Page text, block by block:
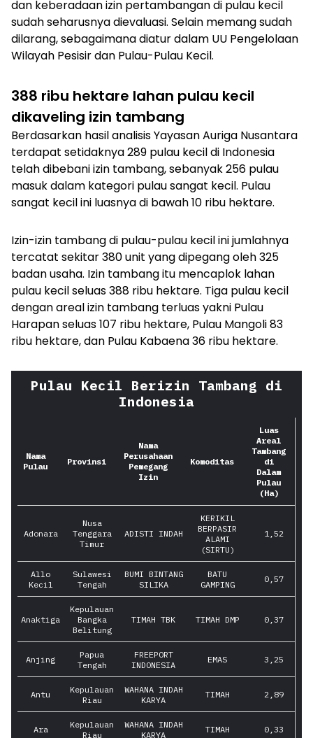
dan keberadaan izin pertambangan di pulau kecil
sudah seharusnya dievaluasi. Selain memang sudah
dilarang, sebagaimana diatur dalam UU Pengelolaan
Wilayah Pesisir dan Pulau-Pulau Kecil.
388 ribu hektare lahan pulau kecil
dikaveling izin tambang
Berdasarkan hasil analisis Yayasan Auriga Nusantara
terdapat setidaknya 289 pulau kecil di Indonesia
telah dibebani izin tambang, sebanyak 256 pulau
masuk dalam kategori pulau sangat kecil. Pulau
sangat kecil ini luasnya di bawah 10 ribu hektare.
Izin-izin tambang di pulau-pulau kecil ini jumlahnya
tercatat sekitar 380 unit yang dipegang oleh 325
badan usaha. Izin tambang itu mencaplok lahan
pulau kecil seluas 388 ribu hektare. Tiga pulau kecil
dengan areal izin tambang terluas yakni Pulau
Harapan seluas 107 ribu hektare, Pulau Mangoli 83
ribu hektare, dan Pulau Kabaena 36 ribu hektare.